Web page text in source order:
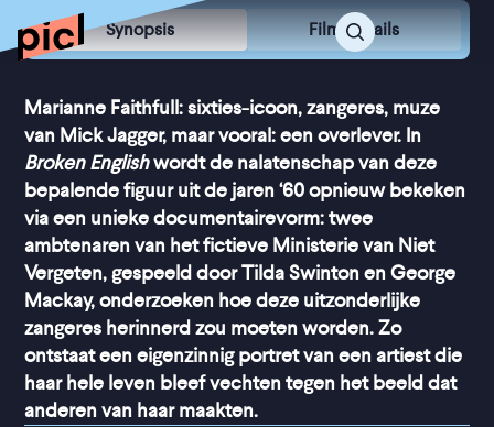
Synopsis Film Details
Marianne Faithfull: sixties-icoon, zangeres, muze
van Mick Jagger, maar vooral: een overlever. In
Broken Englishwordt de nalatenschap van deze
bepalende figuur uit de jaren ‘60 opnieuw bekeken
via een unieke documentairevorm: twee
ambtenaren van het fictieve Ministerie van Niet
Vergeten, gespeeld door Tilda Swinton en George
Mackay, onderzoeken hoe deze uitzonderlijke
zangeres herinnerd zou moeten worden. Zo
ontstaat een eigenzinnig portret van een artiest die
haar hele leven bleef vechten tegen het beeld dat
anderen van haar maakten.